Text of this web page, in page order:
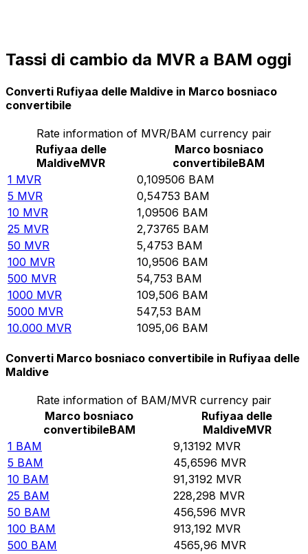
Tassi di cambio da MVR a BAM oggi
Converti Rufiyaa delle Maldive in Marco bosniaco
convertibile
Rate information of MVR/BAM currency pair
Rufiyaa delle
MaldiveMVR
Marco bosniaco
convertibileBAM
1 MVR 0,109506 BAM
5 MVR 0,54753 BAM
10 MVR 1,09506 BAM
25 MVR 2,73765 BAM
50 MVR 5,4753 BAM
100 MVR 10,9506 BAM
500 MVR 54,753 BAM
1000 MVR 109,506 BAM
5000 MVR 547,53 BAM
10.000 MVR 1095,06 BAM
Converti Marco bosniaco convertibile in Rufiyaa delle
Maldive
Rate information of BAM/MVR currency pair
Marco bosniaco
convertibileBAM
Rufiyaa delle
MaldiveMVR
1 BAM 9,13192 MVR
5 BAM 45,6596 MVR
10 BAM 91,3192 MVR
25 BAM 228,298 MVR
50 BAM 456,596 MVR
100 BAM 913,192 MVR
500 BAM 4565,96 MVR